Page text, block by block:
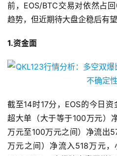
前，EOS/BTC交易对依然占
趋势，但近期待大盘企稳后有望
1.资金面
截至14时17分，EOS的今日资
超大单（大于等于100万元）
万元至100万元之间）净流出
万元之间）净流入518万元